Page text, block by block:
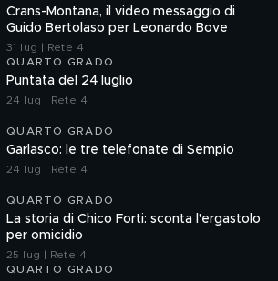
Crans-Montana, il video messaggio di
Guido Bertolaso per Leonardo Bove
31 lug | Rete 4
QUARTO GRADO
Puntata del 24 luglio
24 lug | Rete 4
QUARTO GRADO
Garlasco: le tre telefonate di Sempio
24 lug | Rete 4
QUARTO GRADO
La storia di Chico Forti: sconta l'ergastolo
per omicidio
25 lug | Rete 4
QUARTO GRADO